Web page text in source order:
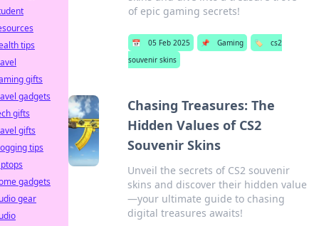
of epic gaming secrets!
📅 05 Feb 2025 📌 Gaming 🏷️
cs2
souvenir skins
Chasing Treasures: The
Hidden Values of CS2
Souvenir Skins
Unveil the secrets of CS2 souvenir
skins and discover their hidden value
—your ultimate guide to chasing
digital treasures awaits!
tips
gifts
gadgets
gifts
gifts
tips
gadgets
gear